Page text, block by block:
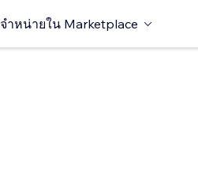
จำหน่ายใน Marketplace